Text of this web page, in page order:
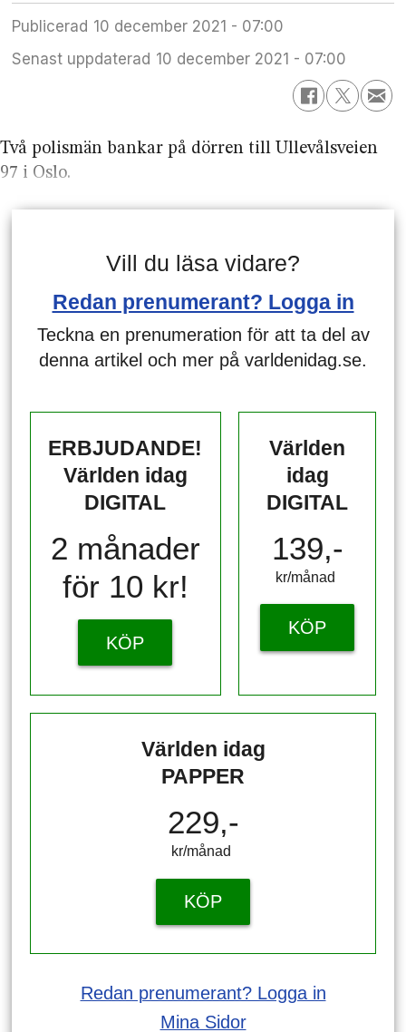
Publicerad
10 december 2021 - 07:00
Senast uppdaterad
10 december 2021 - 07:00
Två polismän bankar på dörren till Ullevålsveien
97 i Oslo.
Vill du läsa vidare?
Redan prenumerant? Logga in
Teckna en prenumeration för att ta del av
denna artikel och mer på varldenidag.se.
ERBJUDANDE!
Världen idag
DIGITAL
2 månader
för 10 kr!
KÖP
Världen
idag
DIGITAL
139,-
kr/månad ​​​​​​
KÖP
Världen idag
PAPPER
229,-
kr/månad ​​​​​​
KÖP
Redan prenumerant? Logga in
Mina Sidor